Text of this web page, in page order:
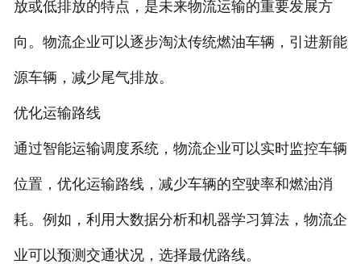
放或低排放的特点，是未来物流运输的重要发展方
向。物流企业可以逐步淘汰传统燃油车辆，引进新能
源车辆，减少尾气排放。
优化运输路线
通过智能运输调度系统，物流企业可以实时监控车辆
位置，优化运输路线，减少车辆的空驶率和燃油消
耗。例如，利用大数据分析和机器学习算法，物流企
业可以预测交通状况，选择最优路线。